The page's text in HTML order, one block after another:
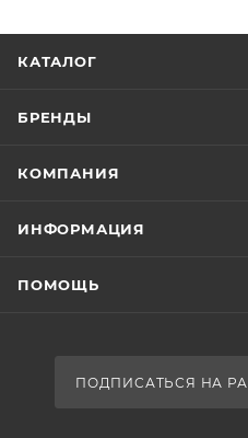
КАТАЛОГ
БРЕНДЫ
КОМПАНИЯ
ИНФОРМАЦИЯ
ПОМОЩЬ
ПОДПИСАТЬСЯ НА